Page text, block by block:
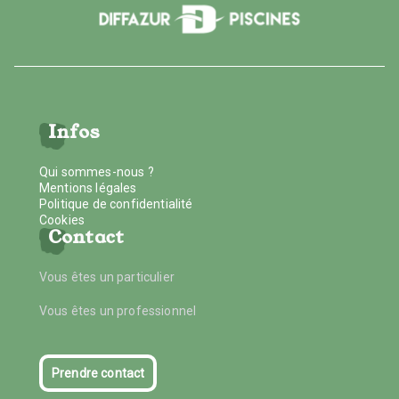
Infos
Qui sommes-nous ?
Mentions légales
Politique de confidentialité
Cookies
Contact
Vous êtes un particulier
Vous êtes un professionnel
Prendre contact